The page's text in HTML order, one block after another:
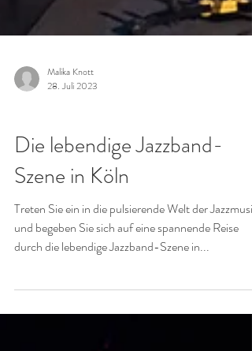
Malika Knott
28. Juli 2023
Die lebendige Jazzband-
Szene in Köln
Treten Sie ein in die pulsierende Welt der Jazzmusik
und begeben Sie sich auf eine spannende Reise